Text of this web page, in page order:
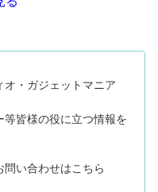
オ・ガジェットマニア
等皆様の役に立つ情報を
問い合わせはこちら